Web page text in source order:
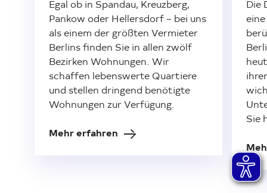
Egal ob in Spandau, Kreuzberg,
Pankow oder Hellersdorf – bei uns
als einem der größten Vermieter
Berlins finden Sie in allen zwölf
Bezirken Wohnungen. Wir
schaffen lebenswerte Quartiere
und stellen dringend benötigte
Wohnungen zur Verfügung.
Mehr erfahren
Die
Sie